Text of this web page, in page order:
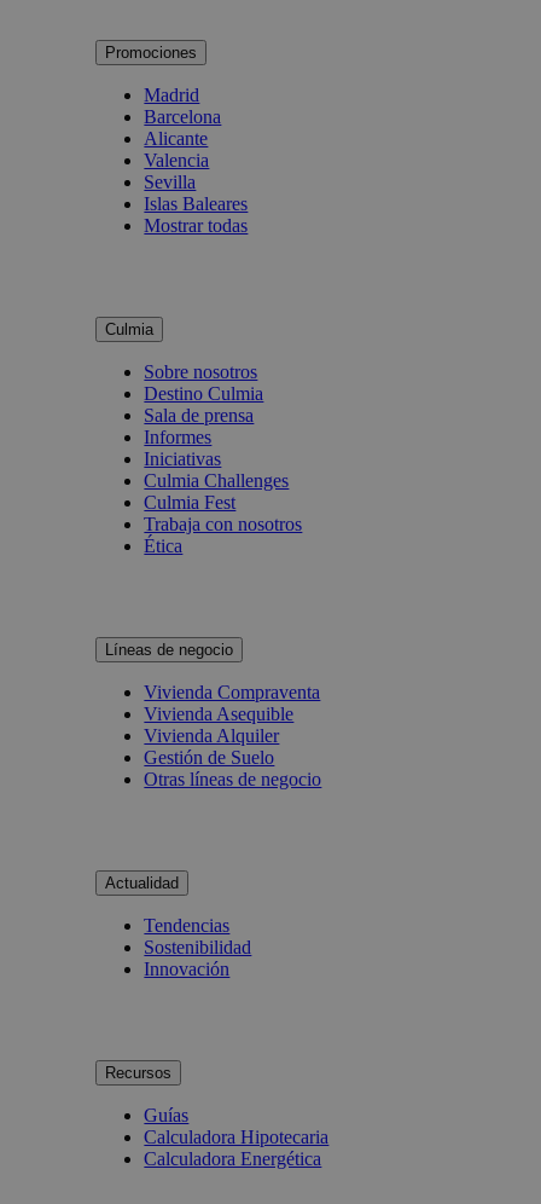
Promociones
Madrid
Barcelona
Alicante
Valencia
Sevilla
Islas Baleares
Mostrar todas
Culmia
Sobre nosotros
Destino Culmia
Sala de prensa
Informes
Iniciativas
Culmia Challenges
Culmia Fest
Trabaja con nosotros
Ética
Líneas de negocio
Vivienda Compraventa
Vivienda Asequible
Vivienda Alquiler
Gestión de Suelo
Otras líneas de negocio
Actualidad
Tendencias
Sostenibilidad
Innovación
Recursos
Guías
Calculadora Hipotecaria
Calculadora Energética